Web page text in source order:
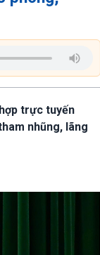
trực tuyến
nhũng, lãng